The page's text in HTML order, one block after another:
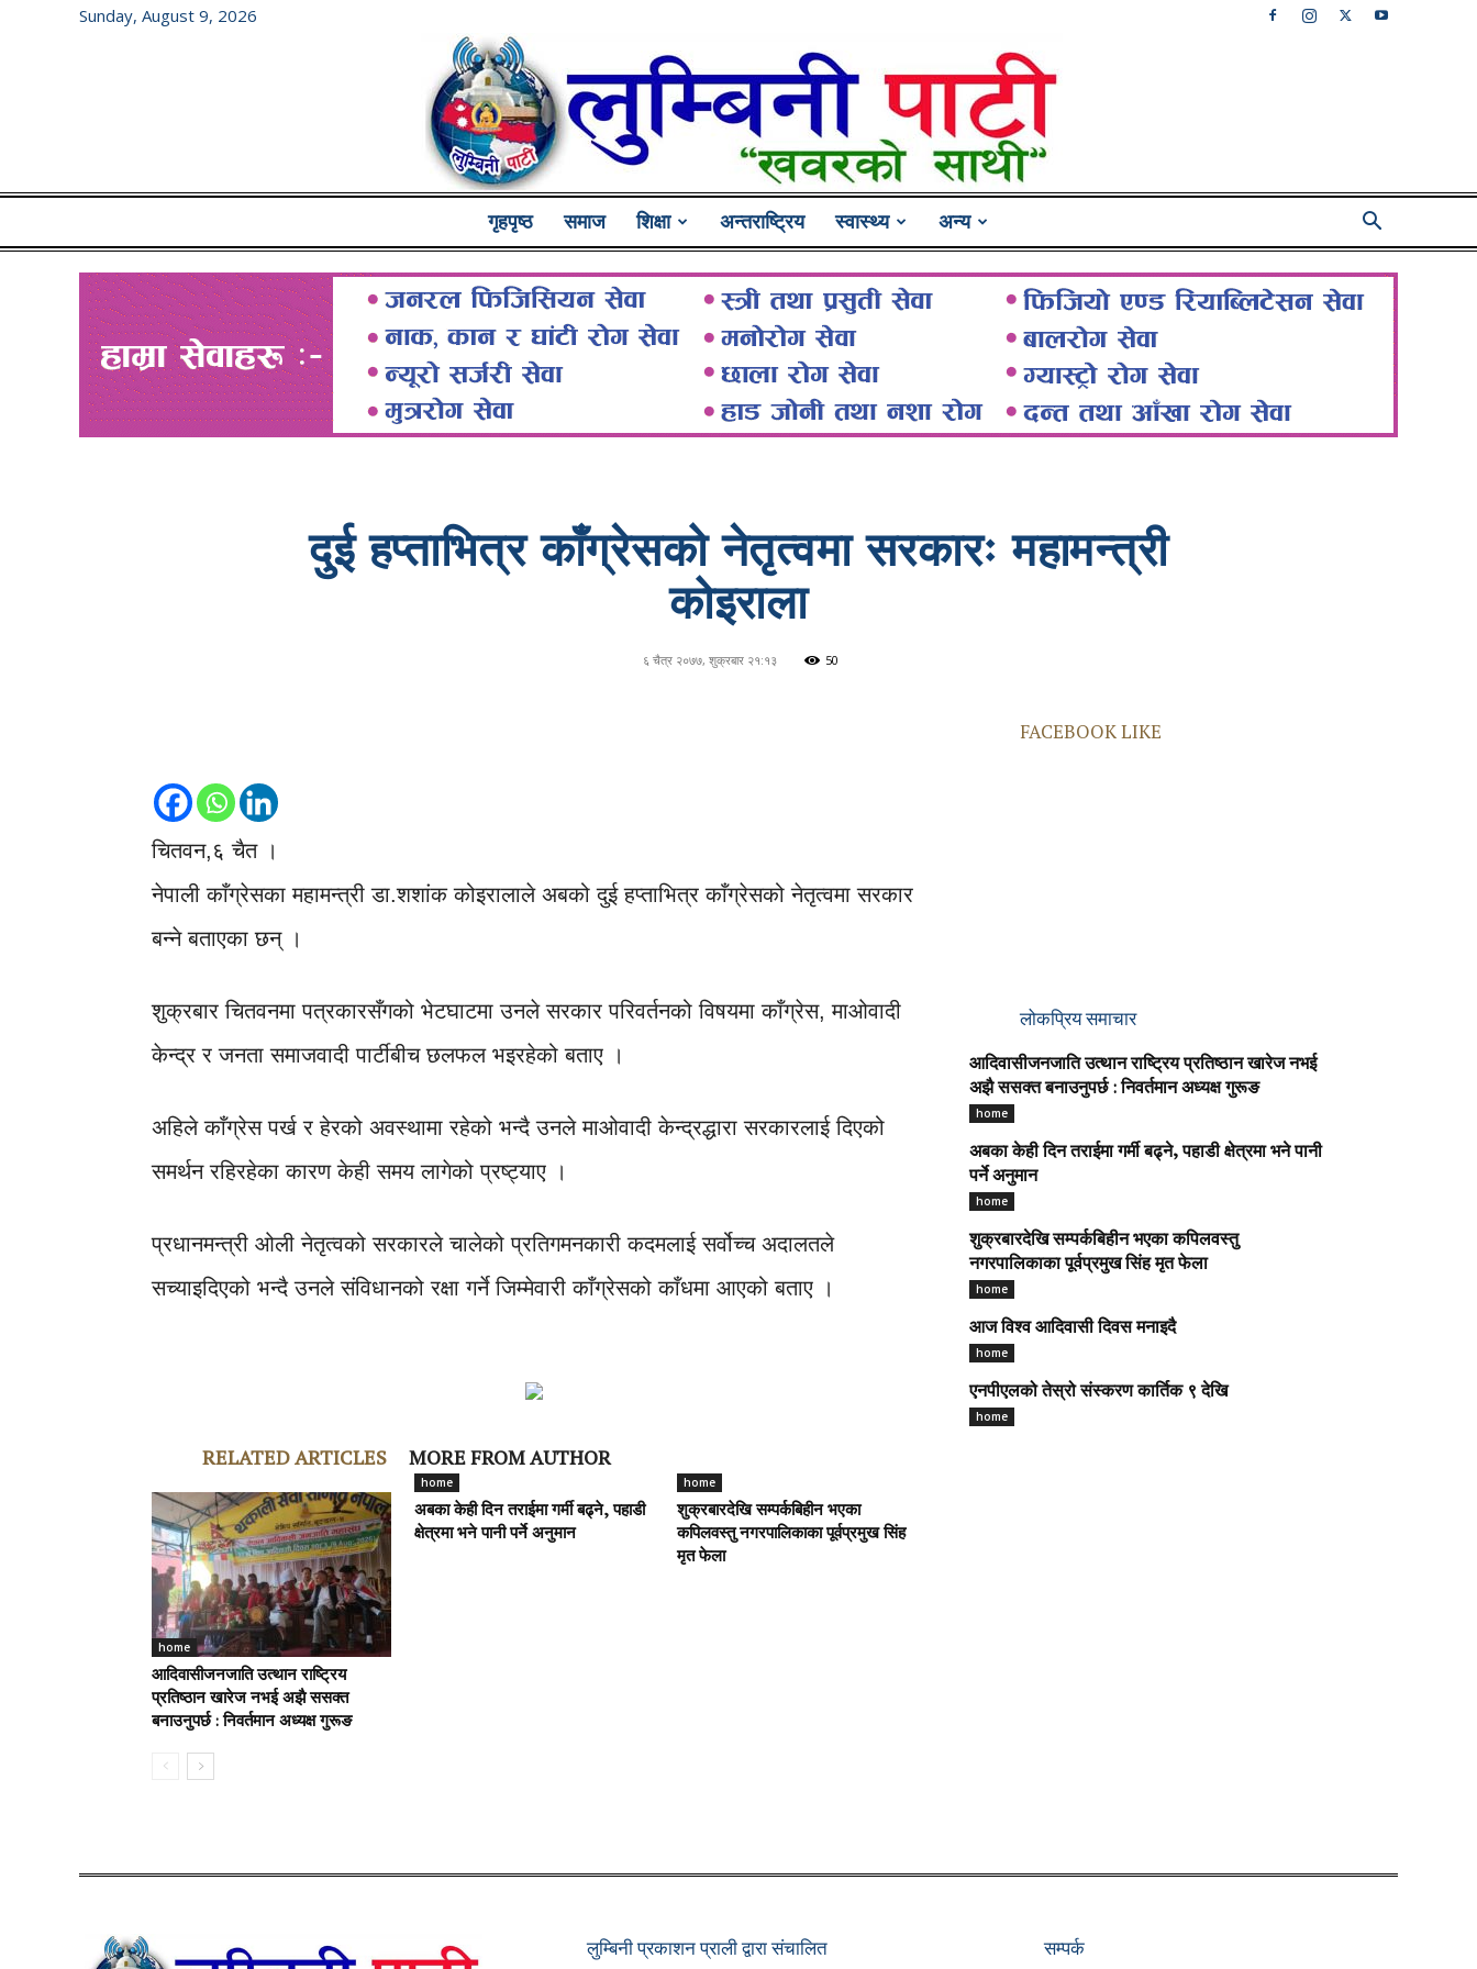
Sunday, August 9, 2026
Lumbini
Pati
गृहपृष्ठ समाज शिक्षा अन्तराष्ट्रिय स्वास्थ्य अन्य
दुई हप्ताभित्र काँग्रेसको नेतृत्वमा सरकारः महामन्त्री
कोइराला
६ चैत्र २०७७, शुक्रबार २१:१३ 50
चितवन,६ चैत ।
नेपाली काँग्रेसका महामन्त्री डा.शशांक कोइरालाले अबको दुई हप्ताभित्र काँग्रेसको नेतृत्वमा सरकार
बन्ने बताएका छन् ।
शुक्रबार चितवनमा पत्रकारसँगको भेटघाटमा उनले सरकार परिवर्तनको विषयमा काँग्रेस, माओवादी
केन्द्र र जनता समाजवादी पार्टीबीच छलफल भइरहेको बताए ।
अहिले काँग्रेस पर्ख र हेरको अवस्थामा रहेको भन्दै उनले माओवादी केन्द्रद्धारा सरकारलाई दिएको
समर्थन रहिरहेका कारण केही समय लागेको प्रष्ट्याए ।
प्रधानमन्त्री ओली नेतृत्वको सरकारले चालेको प्रतिगमनकारी कदमलाई सर्वोच्च अदालतले
सच्याइदिएको भन्दै उनले संविधानको रक्षा गर्ने जिम्मेवारी काँग्रेसको काँधमा आएको बताए ।
RELATED ARTICLES MORE FROM AUTHOR
home
आदिवासीजनजाति उत्थान राष्ट्रिय
प्रतिष्ठान खारेज नभई अझै ससक्त
बनाउनुपर्छ : निवर्तमान अध्यक्ष गुरूङ
home
अबका केही दिन तराईमा गर्मी बढ्ने, पहाडी
क्षेत्रमा भने पानी पर्ने अनुमान
home
शुक्रबारदेखि सम्पर्कबिहीन भएका
कपिलवस्तु नगरपालिकाका पूर्वप्रमुख सिंह
मृत फेला
FACEBOOK LIKE
लोकप्रिय समाचार
आदिवासीजनजाति उत्थान राष्ट्रिय प्रतिष्ठान खारेज नभई
अझै ससक्त बनाउनुपर्छ : निवर्तमान अध्यक्ष गुरूङ
home
अबका केही दिन तराईमा गर्मी बढ्ने, पहाडी क्षेत्रमा भने पानी
पर्ने अनुमान
home
शुक्रबारदेखि सम्पर्कबिहीन भएका कपिलवस्तु
नगरपालिकाका पूर्वप्रमुख सिंह मृत फेला
home
आज विश्व आदिवासी दिवस मनाइदै
home
एनपीएलको तेस्रो संस्करण कार्तिक ९ देखि
home
लुम्बिनी प्रकाशन प्राली द्वारा संचालित सम्पर्क